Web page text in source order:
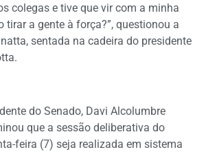
colegas e tive que vir com a minha
tirar a gente à força?”, questionou a
sentada na cadeira do presidente
do Senado, Davi Alcolumbre
que a sessão deliberativa do
feira (7) seja realizada em sistema